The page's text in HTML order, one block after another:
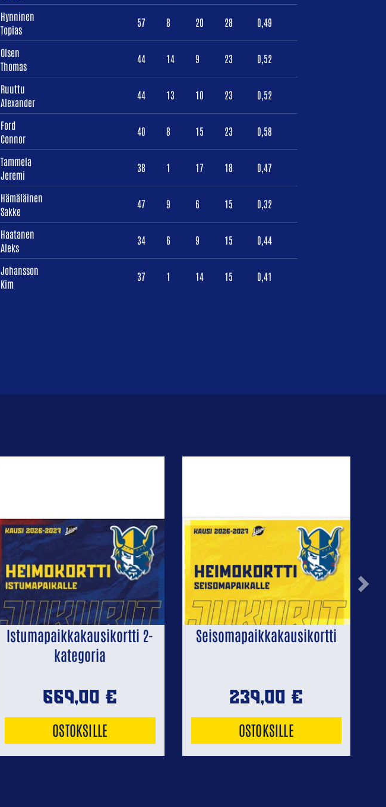
Hynninen
Topias
57 8 20 28 0,49
Olsen
Thomas
44 14 9 23 0,52
Ruuttu
Alexander
44 13 10 23 0,52
Ford
Connor
40 8 15 23 0,58
Tammela
Jeremi
38 1 17 18 0,47
Hämäläinen
Sakke
47 9 6 15 0,32
Haatanen
Aleks
34 6 9 15 0,44
Johansson
Kim
37 1 14 15 0,41
Istumapaikkakausikortti 2-
kategoria
669,00 €
OSTOKSILLE
Seisomapaikkakausikortti
239,00 €
OSTOKSILLE